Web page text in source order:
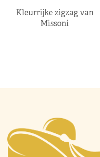
Kleurrijke zigzag van
Missoni